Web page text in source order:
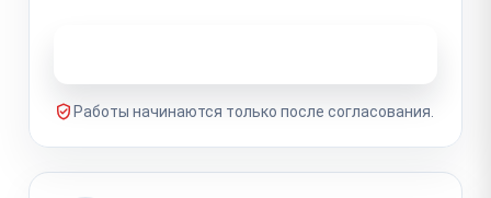
Работы начинаются только после согласования.